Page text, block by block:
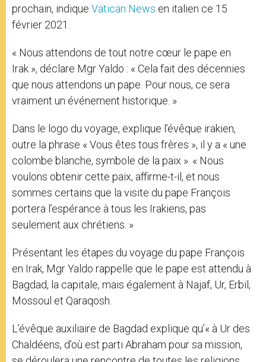
prochain, indique Vatican News en italien ce 15
février 2021.
« Nous attendons de tout notre cœur le pape en
Irak », déclare Mgr Yaldo : « Cela fait des décennies
que nous attendons un pape. Pour nous, ce sera
vraiment un événement historique. »
Dans le logo du voyage, explique l’évêque irakien,
outre la phrase « Vous êtes tous frères », il y a « une
colombe blanche, symbole de la paix ». « Nous
voulons obtenir cette paix, affirme-t-il, et nous
sommes certains que la visite du pape François
portera l’espérance à tous les Irakiens, pas
seulement aux chrétiens. »
Présentant les étapes du voyage du pape François
en Irak, Mgr Yaldo rappelle que le pape est attendu à
Bagdad, la capitale, mais également à Najaf, Ur, Erbil,
Mossoul et Qaraqosh.
L’évêque auxiliaire de Bagdad explique qu’« à Ur des
Chaldéens, d’où est parti Abraham pour sa mission,